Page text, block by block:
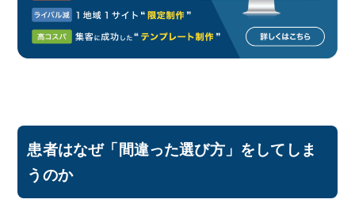
患者はなぜ「間違った選び方」をしてしま
うのか